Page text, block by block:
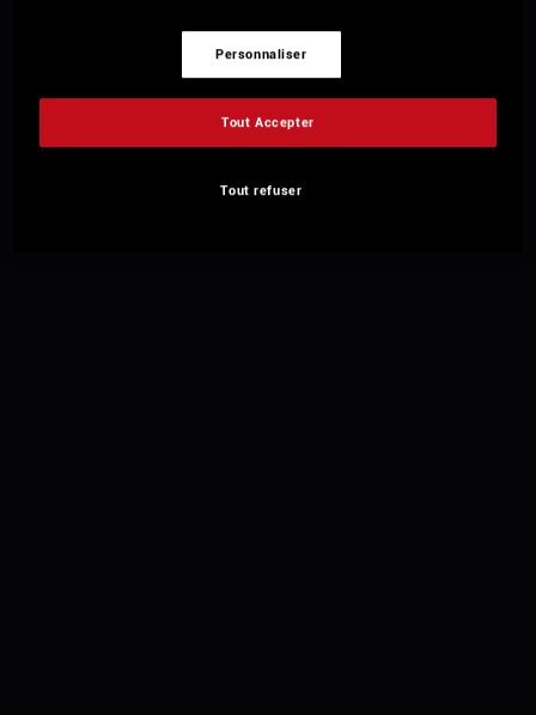
Personnaliser
Tout refuser
Tout Accepter